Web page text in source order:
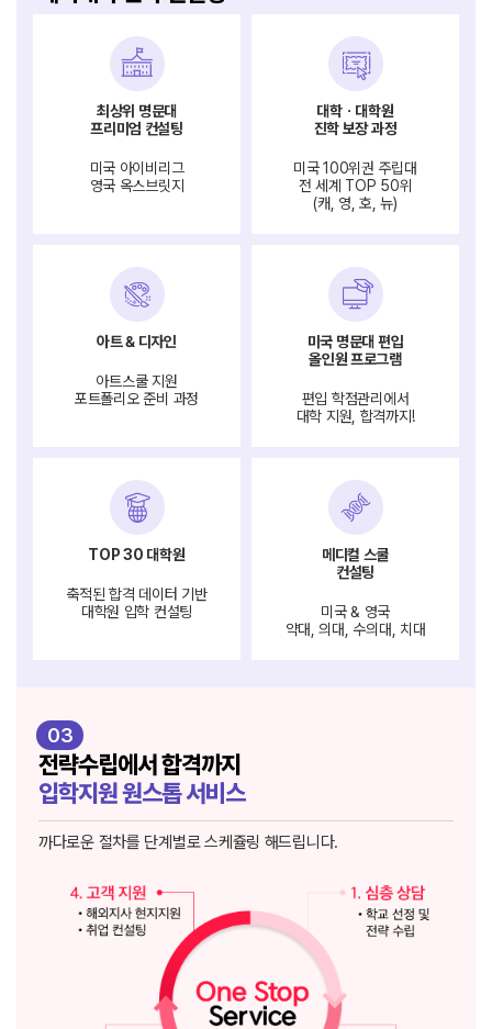
최상위 명문대
프리미엄 컨설팅
미국 아이비리그
영국 옥스브릿지
대학ㆍ대학원
진학 보장 과정
미국 100위권 주립대
전 세계 TOP 50위
(캐, 영, 호, 뉴)
아트 & 디자인
아트스쿨 지원
포트폴리오 준비 과정
미국 명문대 편입
올인원 프로그램
편입 학점관리에서
대학 지원, 합격까지!
TOP 30 대학원
축적된 합격 데이터 기반
대학원 입학 컨설팅
메디컬 스쿨
컨설팅
미국 & 영국
약대, 의대, 수의대, 치대
03
전략수립에서 합격까지
입학지원 원스톱 서비스
까다로운 절차를 단계별로 스케쥴링 해드립니다.